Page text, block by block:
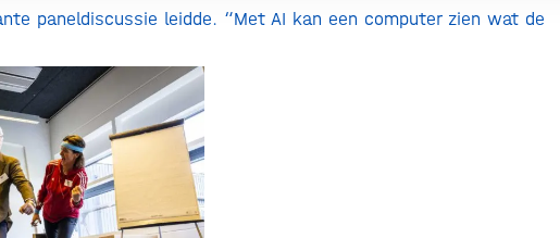
paneldiscussie leidde. “Met AI kan een computer zien wat de